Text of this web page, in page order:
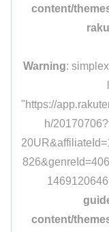
content/
Warning:
"https://
h/
content/